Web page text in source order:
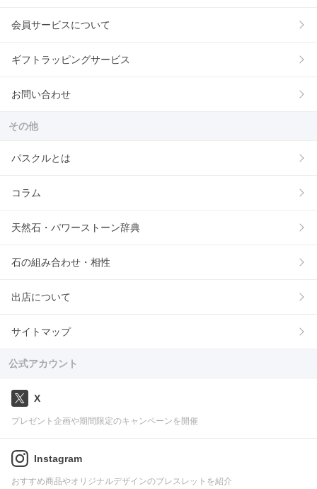
会員サービスについて
ギフトラッピングサービス
お問い合わせ
その他
パスクルとは
コラム
天然石・パワーストーン辞典
石の組み合わせ・相性
出店について
サイトマップ
公式アカウント
X
プレゼント企画や期間限定のキャンペーンを開催
Instagram
おすすめ商品やオリジナルデザインのブレスレットを紹介